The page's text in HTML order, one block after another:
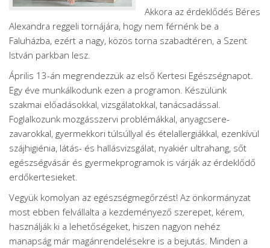
Akkora az érdeklődés Béres
Alexandra reggeli tornájára, hogy nem férnénk be a
Faluházba, ezért a nagy, közös torna szabadtéren, a Szent
István parkban lesz.
Április 13-án megrendezzük az első Kertesi Egészségnapot.
Egy éve munkálkodunk ezen a programon. Készülünk
szakmai előadásokkal, vizsgálatokkal, tanácsadással.
Foglalkozunk mozgásszervi problémákkal, anyagcsere-
zavarokkal, gyermekkori túlsúllyal és ételallergiákkal, ezenkívül
szájhigiénia, látás- és hallásvizsgálat, nyakiér ultrahang, sőt
egészségvásár és gyermekprogramok is várják az érdeklődő
erdőkertesieket.
Vegyük komolyan az egészségmegőrzést! Az önkormányzat
most ebben felvállalta a kezdeményező szerepet, kérem,
használják ki a lehetőségeket, hiszen nagyon nehéz
manapság már magánrendelésekre is a bejutás. Minden a